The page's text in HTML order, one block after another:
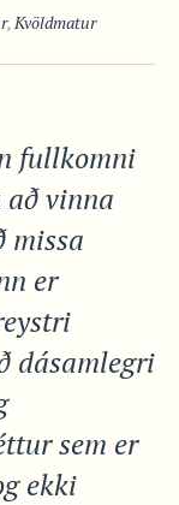
,Kvöldmatur
fullkomni
vinna
missa
er
dásamlegri
sem er
ekki